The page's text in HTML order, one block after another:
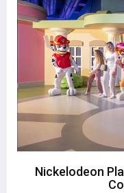
Nickelodeon